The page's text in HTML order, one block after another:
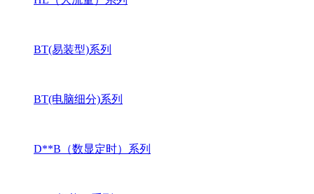
BT(易装型)系列
BT(电脑细分)系列
D**B（数显定时）系列